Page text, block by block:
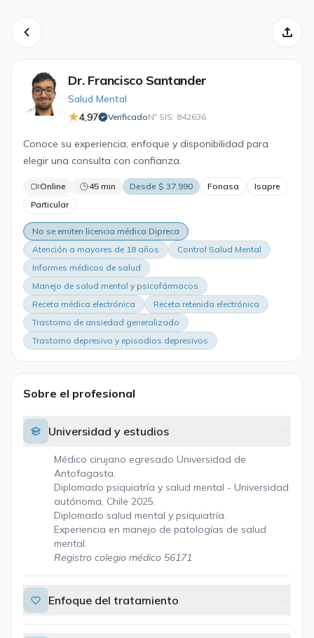
Dr. Francisco Santander
Salud Mental
4,97
VerificadoNº SIS: 842636·
Conoce su experiencia, enfoque y disponibilidad para
elegir una consulta con confianza.
Online 45 min Desde $ 37.990 Fonasa
Isapre
Particular
No se emiten licencia médica Dipreca
Atención a mayores de 18 años
Control Salud Mental
Informes médicos de salud
Manejo de salud mental y psicofármacos
Receta médica electrónica
Receta retenida electrónica
Trastorno de ansiedad generalizado
Trastorno depresivo y episodios depresivos
Sobre el profesional
Universidad y estudios
Médico cirujano egresado Universidad de
Antofagasta.
Diplomado psiquiatría y salud mental - Universidad
autónoma, Chile 2025.
Diplomado salud mental y psiquiatría.
Experiencia en manejo de patologías de salud
mental.
Registro colegio médico 56171
Enfoque del tratamiento